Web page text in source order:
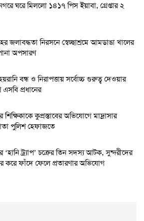
ঘরে মিললো ১৪১৭ পিস ইয়াবা, গ্রেপ্তার ২
জলাবদ্ধতা নিরসনে স্বেচ্ছাশ্রমে আমডাঙা খালের
অপসারণ
বন্ধ ও নিরাপত্তায় সর্বোচ্চ গুরুত্ব দেওয়ার
এসবি প্রধানের
শিক্ষিকাকে কুপ্রস্তাবের অভিযোগে মাদ্রাসার
পুলিশ হেফাজতে
‘হানি ট্র্যাপ’ চক্রের তিন সদস্য আটক, সুন্দরীদের
করে ফাঁদে ফেলে প্রতারণার অভিযোগ